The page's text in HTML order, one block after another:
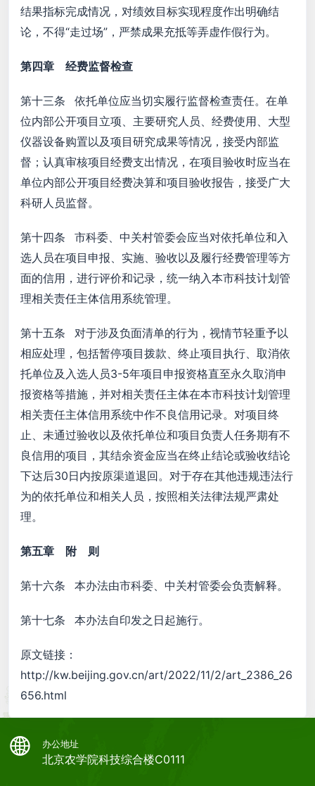
结果指标完成情况，对绩效目标实现程度作出明确结
论，不得“走过场”，严禁成果充抵等弄虚作假行为。
第四章 经费监督检查
第十三条 依托单位应当切实履行监督检查责任。在单
位内部公开项目立项、主要研究人员、经费使用、大型
仪器设备购置以及项目研究成果等情况，接受内部监
督；认真审核项目经费支出情况，在项目验收时应当在
单位内部公开项目经费决算和项目验收报告，接受广大
科研人员监督。
第十四条 市科委、中关村管委会应当对依托单位和入
选人员在项目申报、实施、验收以及履行经费管理等方
面的信用，进行评价和记录，统一纳入本市科技计划管
理相关责任主体信用系统管理。
第十五条 对于涉及负面清单的行为，视情节轻重予以
相应处理，包括暂停项目拨款、终止项目执行、取消依
托单位及入选人员3-5年项目申报资格直至永久取消申
报资格等措施，并对相关责任主体在本市科技计划管理
相关责任主体信用系统中作不良信用记录。对项目终
止、未通过验收以及依托单位和项目负责人任务期有不
良信用的项目，其结余资金应当在终止结论或验收结论
下达后30日内按原渠道退回。对于存在其他违规违法行
为的依托单位和相关人员，按照相关法律法规严肃处
理。
第五章 附 则
第十六条 本办法由市科委、中关村管委会负责解释。
第十七条 本办法自印发之日起施行。
原文链接：
http://kw.beijing.gov.cn/art/2022/11/2/art_2386_26
656.html
办公地址
北京农学院科技综合楼C0111